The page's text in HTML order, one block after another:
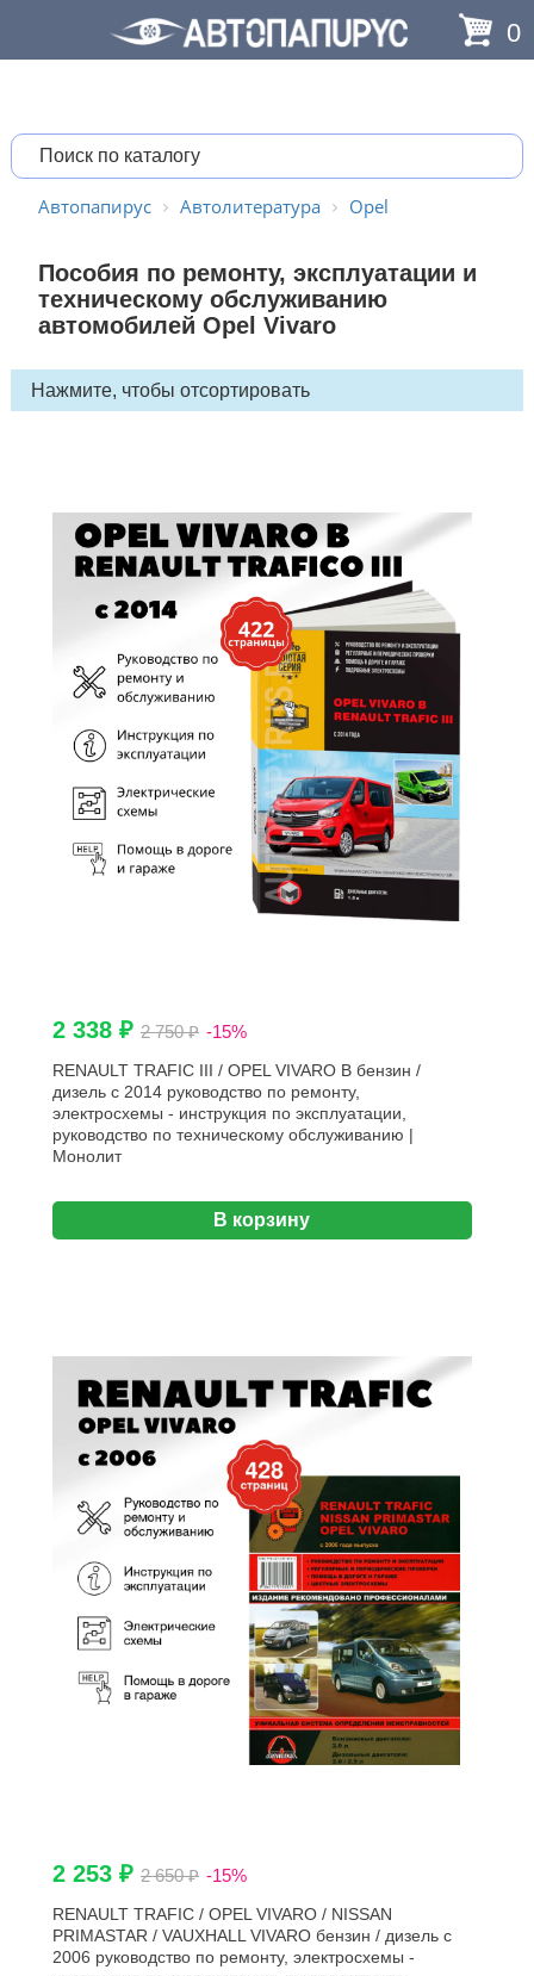
0
Автопапирус Автолитература Opel
Пособия по ремонту, эксплуатации и
техническому обслуживанию
автомобилей Opel Vivaro
2 338 ₽ 2 750 ₽ -15%
RENAULT TRAFIC III / OPEL VIVARO B бензин /
дизель с 2014 руководство по ремонту,
электросхемы - инструкция по эксплуатации,
руководство по техническому обслуживанию |
Монолит
В корзину
2 253 ₽ 2 650 ₽ -15%
RENAULT TRAFIC / OPEL VIVARO / NISSAN
PRIMASTAR / VAUXHALL VIVARO бензин / дизель с
2006 руководство по ремонту, электросхемы -